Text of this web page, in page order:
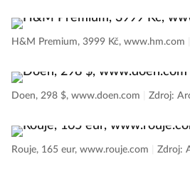
H&M Premium, 3999 Kč, www.hm.com
Doen, 298 $, www.doen.com Zdroj:
Rouje, 165 eur, www.rouje.com Zdroj: